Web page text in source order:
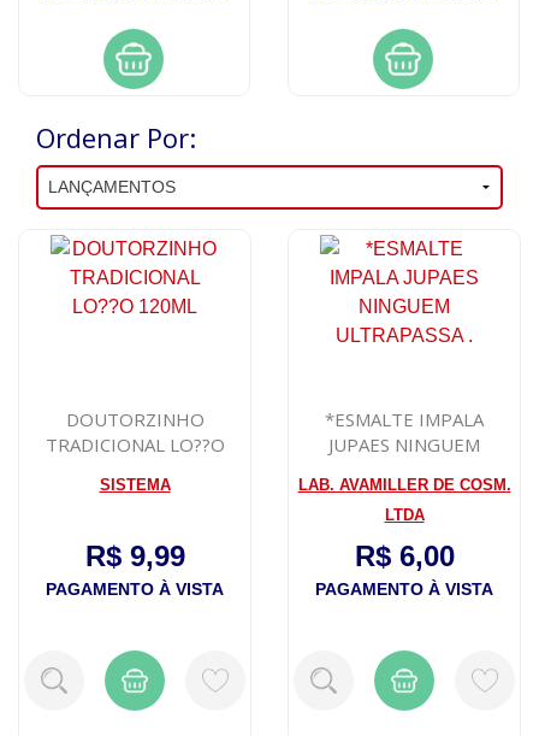
Ordenar Por:
DOUTORZINHO
TRADICIONAL LO??O
SISTEMA
R$ 9,99
PAGAMENTO À VISTA
*ESMALTE IMPALA
JUPAES NINGUEM
LAB. AVAMILLER DE COSM.
LTDA
R$ 6,00
PAGAMENTO À VISTA